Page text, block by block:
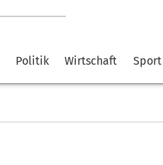
Politik Wirtschaft Sport